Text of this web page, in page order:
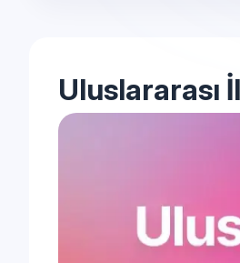
Uluslararası